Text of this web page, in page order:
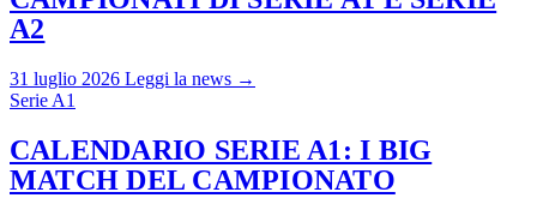
A2
31 luglio 2026 Leggi la news →
Serie A1
CALENDARIO SERIE A1: I BIG
MATCH DEL CAMPIONATO